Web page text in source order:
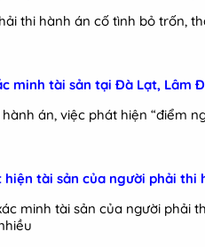
thi hành án cố tình bỏ trốn,
minh tài sản tại Đà Lạt, Lâm
án, việc phát hiện “điểm
hiện tài sản của người phải
minh tài sản của người phải